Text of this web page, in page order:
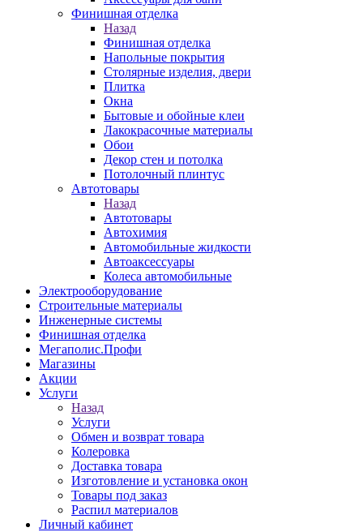
Финишная отделка
Назад
Финишная отделка
Напольные покрытия
Столярные изделия, двери
Плитка
Окна
Бытовые и обойные клеи
Лакокрасочные материалы
Обои
Декор стен и потолка
Потолочный плинтус
Автотовары
Назад
Автотовары
Автохимия
Автомобильные жидкости
Автоаксессуары
Колеса автомобильные
Электрооборудование
Строительные материалы
Инженерные системы
Финишная отделка
Мегаполис.Профи
Магазины
Акции
Услуги
Назад
Услуги
Обмен и возврат товара
Колеровка
Доставка товара
Изготовление и установка окон
Товары под заказ
Распил материалов
Личный кабинет